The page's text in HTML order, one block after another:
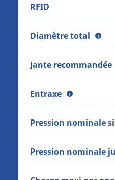
RFID
Diamètre total
Jante recommandée
Entraxe
Pression nominale
Pression nominale